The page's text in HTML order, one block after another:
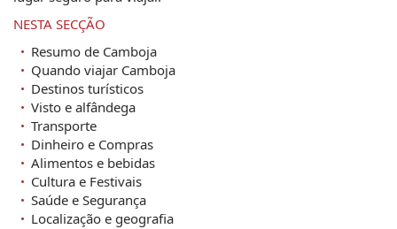
NESTA SECÇÃO
Resumo de Camboja
Quando viajar Camboja
Destinos turísticos
Visto e alfândega
Transporte
Dinheiro e Compras
Alimentos e bebidas
Cultura e Festivais
Saúde e Segurança
Localização e geografia